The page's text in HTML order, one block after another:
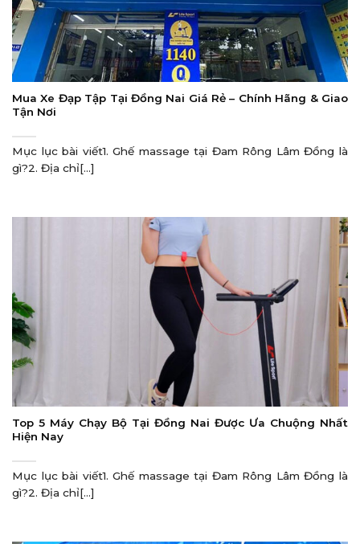
Mua Xe Đạp Tập Tại Đồng Nai Giá Rẻ – Chính Hãng & Giao
Tận Nơi
Mục lục bài viết1. Ghế massage tại Đam Rông Lâm Đồng là
gì?2. Địa chỉ[...]
Top 5 Máy Chạy Bộ Tại Đồng Nai Được Ưa Chuộng Nhất
Hiện Nay
Mục lục bài viết1. Ghế massage tại Đam Rông Lâm Đồng là
gì?2. Địa chỉ[...]